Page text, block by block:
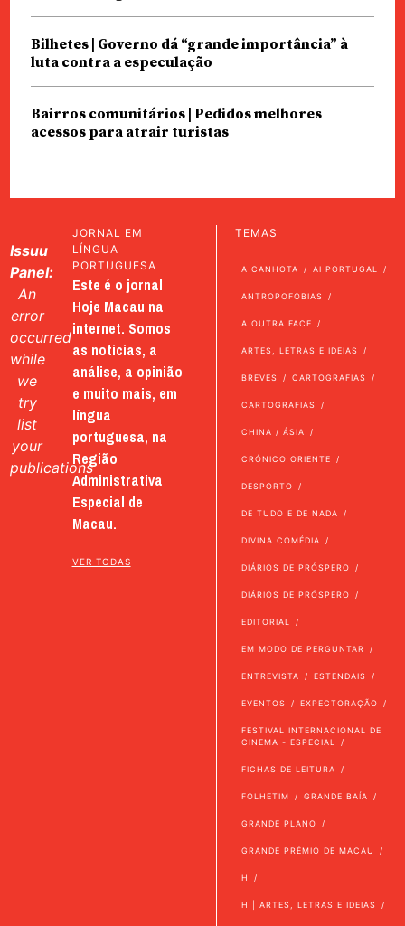
Bilhetes | Governo dá “grande importância” à
luta contra a especulação
Bairros comunitários | Pedidos melhores
acessos para atrair turistas
Issuu
Panel:
An
error
occurred
while
we
try
list
your
publications
JORNAL EM
LÍNGUA
PORTUGUESA
Este é o jornal
Hoje Macau na
internet. Somos
as notícias, a
análise, a opinião
e muito mais, em
língua
portuguesa, na
Região
Administrativa
Especial de
Macau.
VER TODAS
TEMAS
A CANHOTA AI PORTUGAL
ANTROPOFOBIAS
A OUTRA FACE
ARTES, LETRAS E IDEIAS
BREVES CARTOGRAFIAS
CARTOGRAFIAS
CHINA / ÁSIA
CRÓNICO ORIENTE
DESPORTO
DE TUDO E DE NADA
DIVINA COMÉDIA
DIÁRIOS DE PRÓSPERO
DIÁRIOS DE PRÓSPERO
EDITORIAL
EM MODO DE PERGUNTAR
ENTREVISTA ESTENDAIS
EVENTOS EXPECTORAÇÃO
FESTIVAL INTERNACIONAL DE
CINEMA - ESPECIAL
FICHAS DE LEITURA
FOLHETIM GRANDE BAÍA
GRANDE PLANO
GRANDE PRÉMIO DE MACAU
H
H | ARTES, LETRAS E IDEIAS